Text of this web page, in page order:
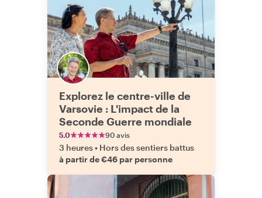
Explorez le centre-ville de
Varsovie : L'impact de la
Seconde Guerre mondiale
5.0 90 avis
3 heures• Hors des sentiers battus
à partir de €46 par personne